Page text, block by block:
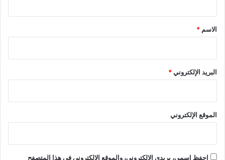
*
الاسم *
البريد الإلكتروني*
الموقع الإلكتروني
احفظ اسمي، بريدي الإلكتروني، والموقع الإلكتروني في هذا المتصفح